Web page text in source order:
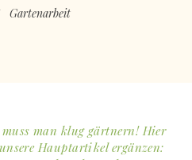
Gartenarbeit
man klug gärtnern! Hier
Hauptartikel ergänzen: